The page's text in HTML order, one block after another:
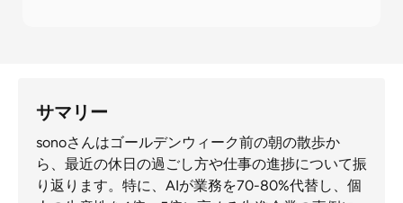
サマリー
sonoさんはゴールデンウィーク前の朝の散歩か
ら、最近の休日の過ごし方や仕事の進捗について振
り返ります。特に、AIが業務を70-80%代替し、個